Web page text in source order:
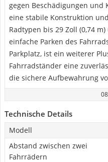
gegen Beschädigungen und
eine stabile Konstruktion
Radtypen bis 29 Zoll (0,74
einfache Parken des
Parkplatz, ist ein weiterer
Fahrradständer eine
die sichere Aufbewahrung
Technische Details
Modell
Abstand zwischen zwei
Fahrrädern